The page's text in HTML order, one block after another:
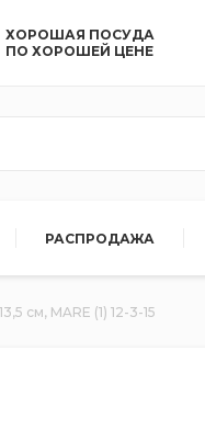
ХОРОШАЯ ПОСУДА
ПО ХОРОШЕЙ ЦЕНЕ
РАСПРОДАЖА
см, MARE (1) 12-3-15